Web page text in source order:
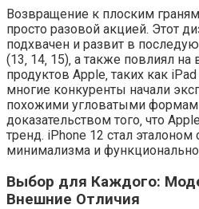
Возвращение к плоским
просто разовой акцией. Этот
подхвачен и развит в
(13‚ 14‚ 15)‚ а также повлиял
продуктов Apple‚ таких как
многие конкуренты начали
похожими угловатыми
доказательством того‚ что
тренд. iPhone 12 стал
минимализма и
Выбор для Каждого:
Внешние Отличия